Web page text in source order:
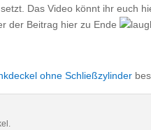
Das Video könnt ihr euch
der Beitrag hier zu Ende
ohne Schließzylinder